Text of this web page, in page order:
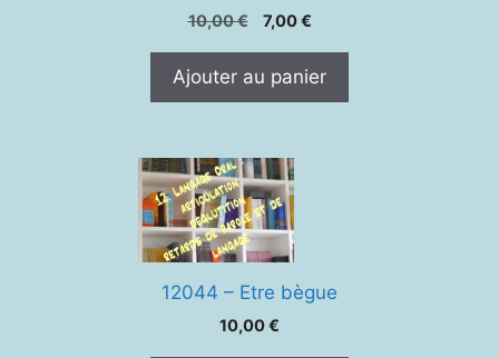
10,00€
Le
était :
7,00€Le
est :
Ajouter au panier
12044 – Etre bègue
10,00€